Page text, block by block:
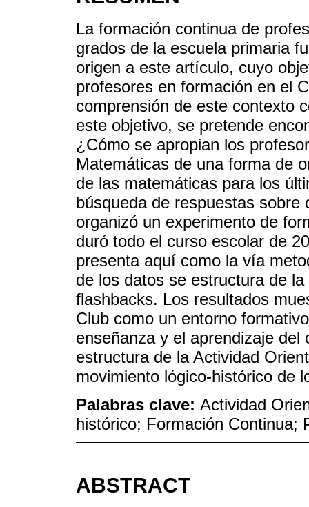
La formación continua de
grados de la escuela primaria
origen a este artículo, cuyo
profesores en formación en el
comprensión de este contexto
este objetivo, se pretende
¿Cómo se apropian los
Matemáticas de una forma de
de las matemáticas para los
búsqueda de respuestas
organizó un experimento de
duró todo el curso escolar de
presenta aquí como la vía
de los datos se estructura de
flashbacks. Los resultados
Club como un entorno
enseñanza y el aprendizaje
estructura de la Actividad
movimiento lógico-histórico de
Palabras clave: Actividad
histórico; Formación Continua;
ABSTRACT